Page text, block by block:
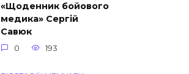
«Щоденник бойового
медика» Сергій
Савюк
0 193